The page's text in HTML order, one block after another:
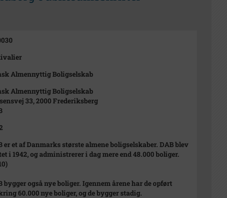
Almennyttig Boligselskab
Almennyttig Boligselskab
33, 2000 Frederiksberg
er et af Danmarks største almene boligselskaber. DAB blev
i 1942, og administrerer i dag mere end 48.000 boliger.
bygger også nye boliger. Igennem årene har de opført
60.000 nye boliger, og de bygger stadig.